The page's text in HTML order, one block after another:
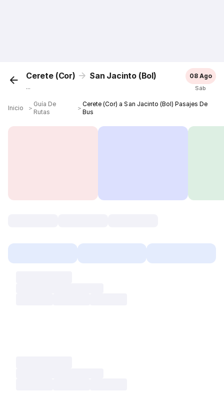
Cerete (Cor) San Jacinto (Bol)
...
08 Ago
Sáb
Inicio ＞
Guía De
Rutas
＞
Cerete (Cor) a San Jacinto (Bol) Pasajes De
Bus